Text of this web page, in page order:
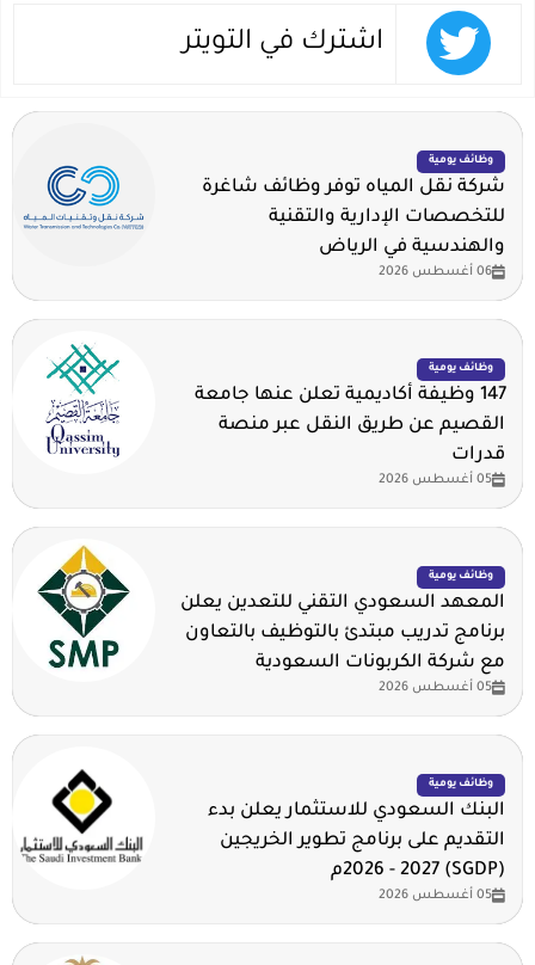
اشترك في التويتر
وظائف يومية
شركة نقل المياه توفر وظائف شاغرة
للتخصصات الإدارية والتقنية
والهندسية في الرياض
06 أغسطس 2026
وظائف يومية
147 وظيفة أكاديمية تعلن عنها جامعة
القصيم عن طريق النقل عبر منصة
قدرات
05 أغسطس 2026
وظائف يومية
المعهد السعودي التقني للتعدين يعلن
برنامج تدريب مبتدئ بالتوظيف بالتعاون
مع شركة الكربونات السعودية
05 أغسطس 2026
وظائف يومية
البنك السعودي للاستثمار يعلن بدء
التقديم على برنامج تطوير الخريجين
(SGDP) 2026 - 2027م
05 أغسطس 2026